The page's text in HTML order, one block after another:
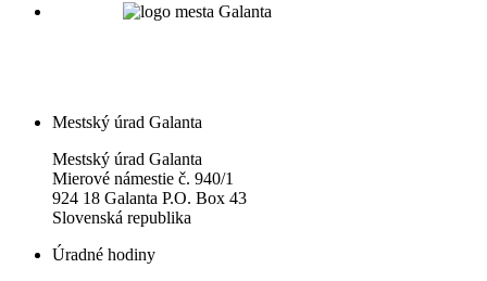
Mestský úrad Galanta
Mestský úrad Galanta
Mierové námestie č. 940/1
924 18 Galanta P.O. Box 43
Slovenská republika
Úradné hodiny